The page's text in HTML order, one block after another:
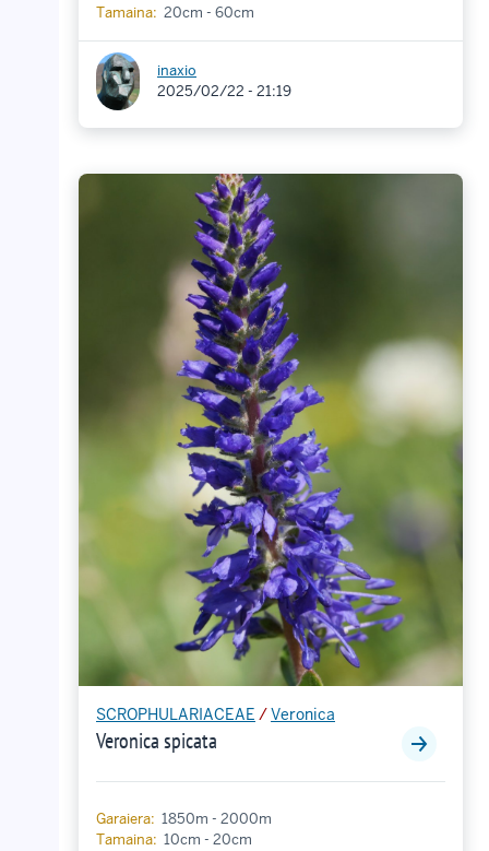
Tamaina: 20cm - 60cm
inaxio
2025/02/22 - 21:19
SCROPHULARIACEAE /Veronica
Veronica spicata
Garaiera: 1850m - 2000m
Tamaina: 10cm - 20cm